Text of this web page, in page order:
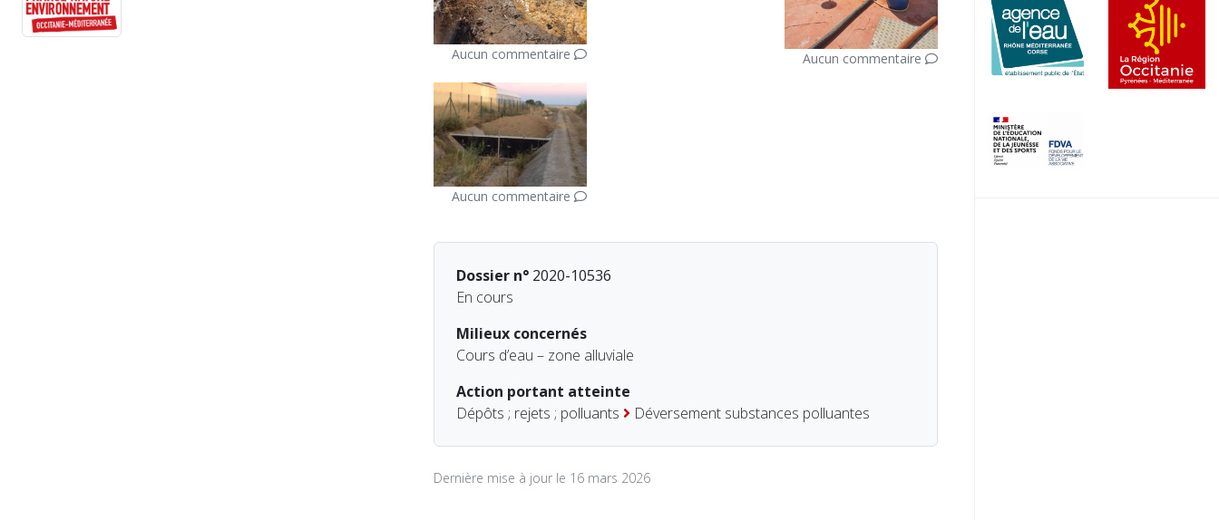
Aucun commentaire Aucun commentaire
Aucun commentaire
Dossier n°2020-10536
En cours
Milieux concernés
Cours d’eau – zone alluviale
Action portant atteinte
Dépôts ; rejets ; polluants
Déversement substances polluantes
Dernière mise à jour le 16 mars 2026